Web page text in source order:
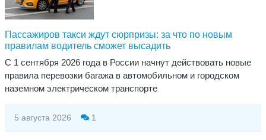
Пассажиров такси ждут сюрпризы: за что по новым
правилам водитель сможет высадить
​С 1 сентября 2026 года в России начнут действовать новые
правила перевозки багажа в автомобильном и городском
наземном электрическом транспорте
5 августа 2026 1